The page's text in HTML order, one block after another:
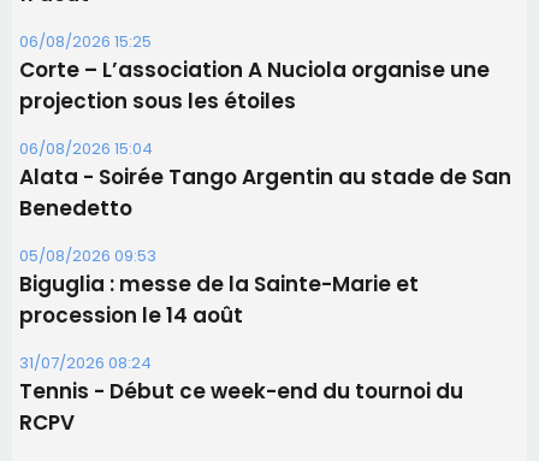
05/08/2026 09:53
Biguglia : messe de la Sainte-Marie et
procession le 14 août
31/07/2026 08:24
Tennis - Début ce week-end du tournoi du
RCPV
31/07/2026 08:22
82ème anniversaire de la disparition du
Commandant Antoine de Saint Exupery
Les plus lus